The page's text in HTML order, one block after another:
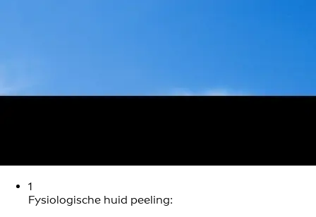
1
Fysiologische huid peeling: